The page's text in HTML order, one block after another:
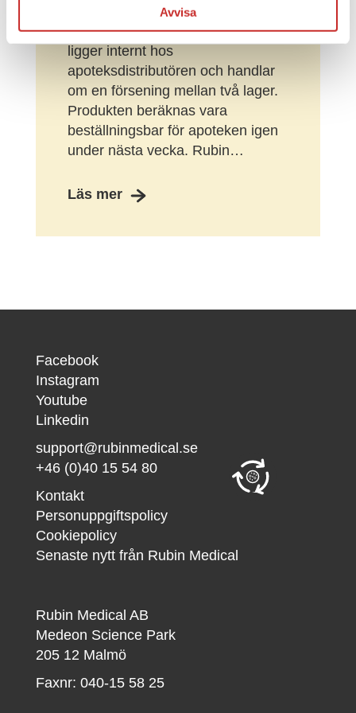
Avvisa
739068) Tandem t:slim Cartridge
t:lock (reservoar). Utmaningen
ligger internt hos
apoteksdistributören och handlar
om en försening mellan två lager.
Produkten beräknas vara
beställningsbar för apoteken igen
under nästa vecka. Rubin…
Läs mer
Facebook
Instagram
Youtube
Linkedin
support@rubinmedical.se
+46 (0)40 15 54 80
Rubin Medical AB
Medeon Science Park
205 12 Malmö
Faxnr: 040-15 58 25
Kontakt
Personuppgiftspolicy
Cookiepolicy
Senaste nytt från Rubin Medical